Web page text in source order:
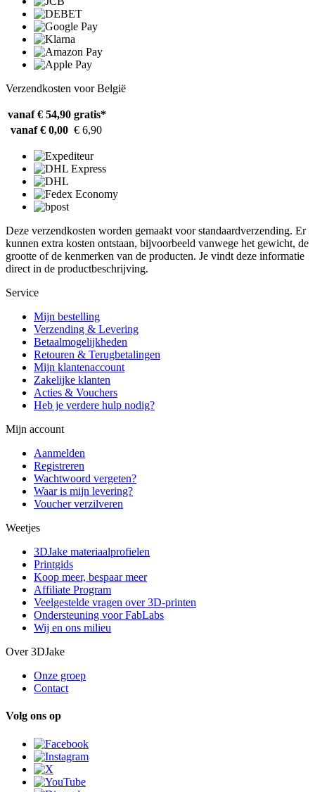
Verzendkosten voor België
vanaf € 54,90 gratis*
vanaf € 0,00 € 6,90
Deze verzendkosten worden gemaakt voor standaardverzending. Er
kunnen extra kosten ontstaan, bijvoorbeeld vanwege het gewicht, de
grootte of de kenmerken van de producten. Je vindt deze informatie
direct in de productbeschrijving.
Service
Mijn bestelling
Verzending & Levering
Betaalmogelijkheden
Retouren & Terugbetalingen
Mijn klantenaccount
Zakelijke klanten
Acties & Vouchers
Heb je verdere hulp nodig?
Mijn account
Aanmelden
Registreren
Wachtwoord vergeten?
Waar is mijn levering?
Voucher verzilveren
Weetjes
3DJake materiaalprofielen
Printgids
Koop meer, bespaar meer
Affiliate Program
Veelgestelde vragen over 3D-printen
Ondersteuning voor FabLabs
Wij en ons milieu
Over 3DJake
Onze groep
Contact
Volg ons op